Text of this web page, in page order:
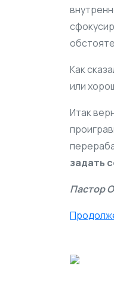
Как
или
Итак
задать
Пастор